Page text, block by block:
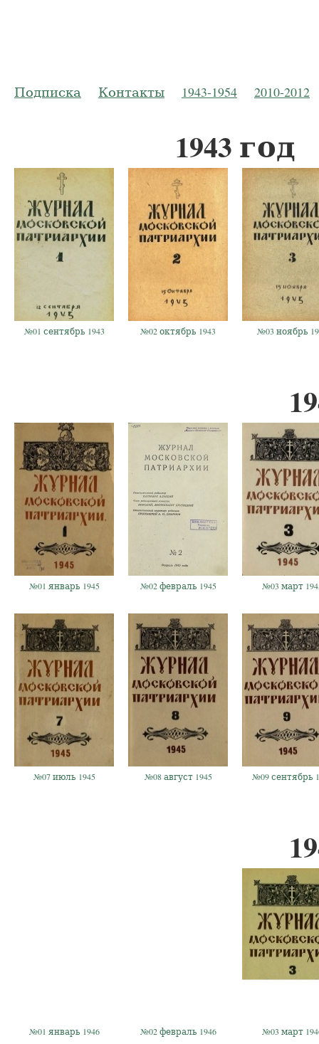
Подписка Контакты 1943-1954 2010-2012
1943 год
№01 сентябрь 1943 №02 октябрь 1943 №03 ноябрь
№01 январь 1945 №02 февраль 1945 №03 март
№07 июль 1945 №08 август 1945 №09 сентябрь
№01 январь 1946 №02 февраль 1946 №03 март